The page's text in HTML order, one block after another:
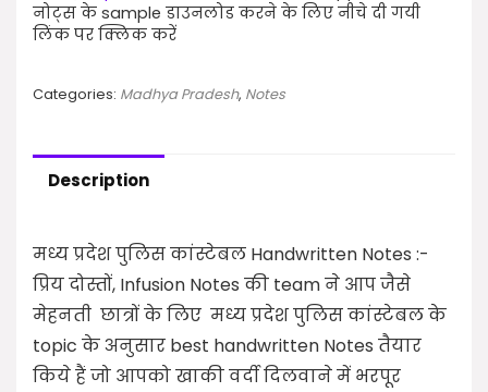
नोट्स के sample डाउनलोड करने के लिए नीचे दी गयी
लिंक पर क्लिक करें
Categories: Madhya Pradesh, Notes
Description
मध्य प्रदेश पुलिस कांस्टेबल Handwritten Notes :-
प्रिय दोस्तों, Infusion Notes की team ने आप जैसे
मेहनती छात्रों के लिए मध्य प्रदेश पुलिस कांस्टेबल के
topic के अनुसार best handwritten Notes तैयार
किये हैं जो आपको खाकी वर्दी दिलवाने में भरपूर